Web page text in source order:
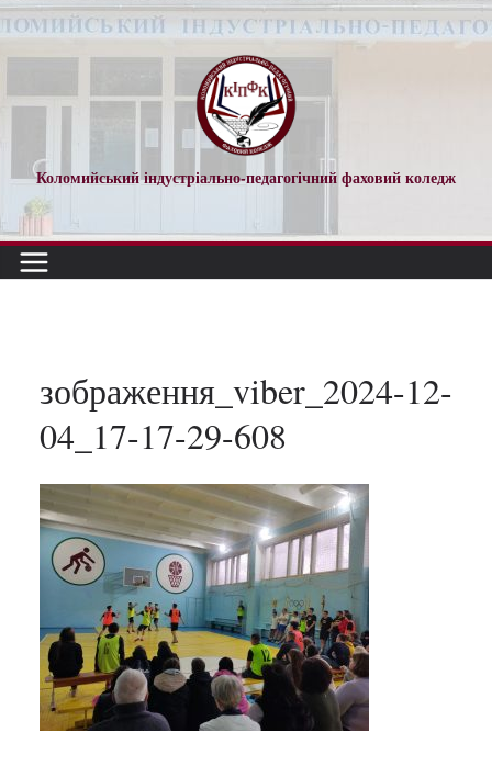
Перейти
до
Коломийський індустріально-педагогічний фаховий коледж
зображення_viber_2024-12-
04_17-17-29-608